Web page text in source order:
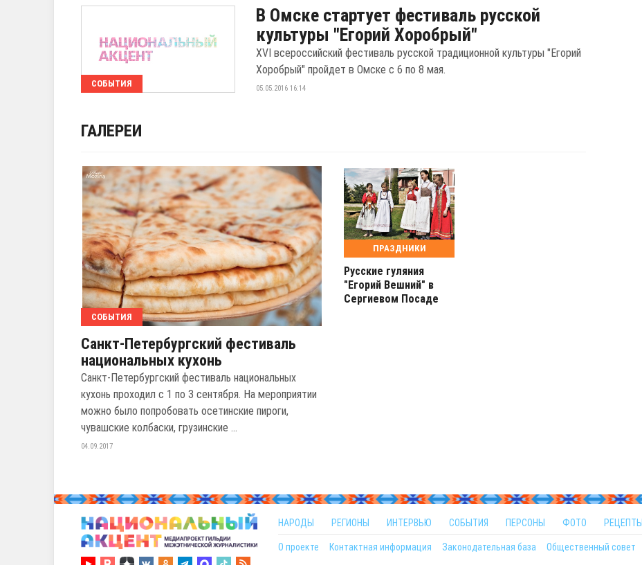
СОБЫТИЯ
В Омске стартует фестиваль русской
культуры "Егорий Хоробрый"
XVI всероссийский фестиваль русской традиционной культуры "Егорий
Хоробрый" пройдет в Омске с 6 по 8 мая.
05.05.2016 16:14
ГАЛЕРЕИ
СОБЫТИЯ
Санкт-Петербургский фестиваль
национальных кухонь
Санкт-Петербургский фестиваль национальных
кухонь проходил с 1 по 3 сентября. На мероприятии
можно было попробовать осетинские пироги,
чувашские колбаски, грузинские ...
04.09.2017
ПРАЗДНИКИ
Русские гуляния
"Егорий Вешний" в
Сергиевом Посаде
НАРОДЫ РЕГИОНЫ ИНТЕРВЬЮ СОБЫТИЯ ПЕРСОНЫ ФОТО РЕЦЕПТЫ
О проекте Контактная информация Законодательная база Общественный совет